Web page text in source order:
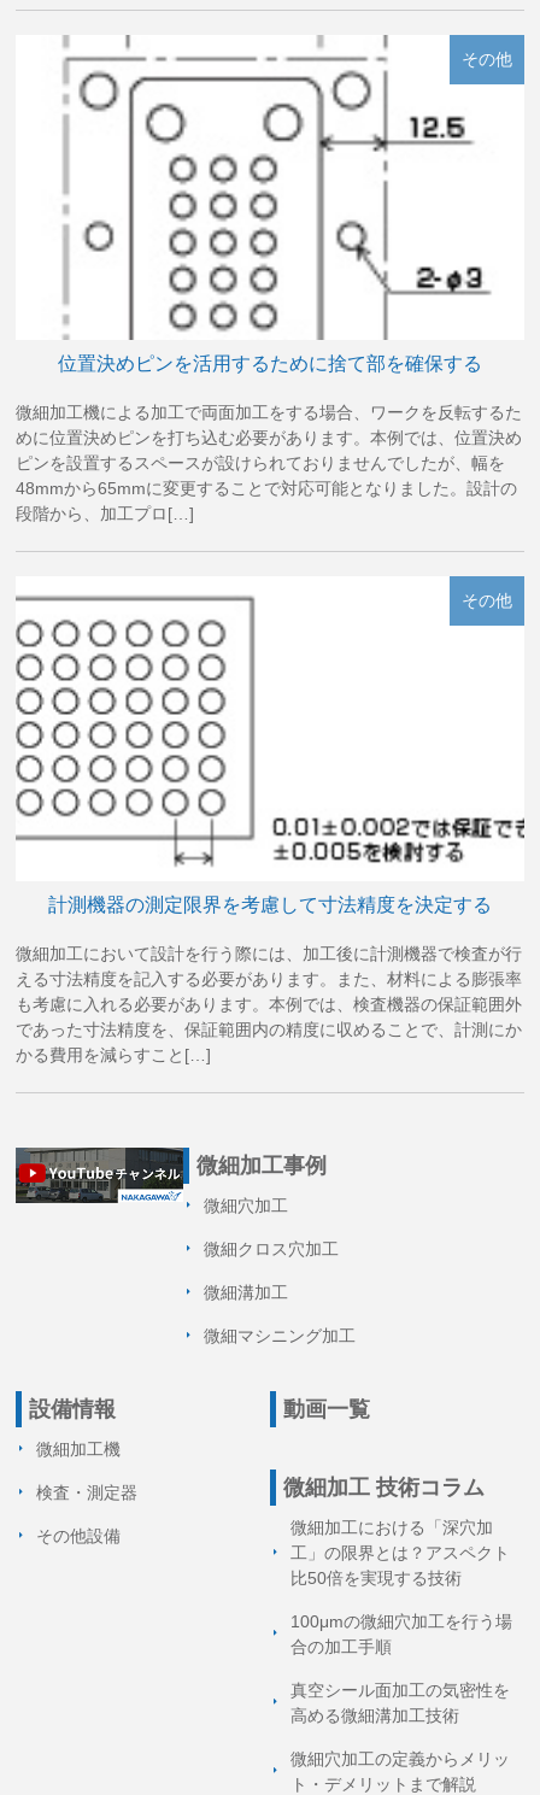
その他
位置決めピンを活用するために捨て部を確保する
微細加工機による加工で両面加工をする場合、ワークを反転するた
めに位置決めピンを打ち込む必要があります。本例では、位置決め
ピンを設置するスペースが設けられておりませんでしたが、幅を
48mmから65mmに変更することで対応可能となりました。設計の
段階から、加工プロ[…]
その他
計測機器の測定限界を考慮して寸法精度を決定する
微細加工において設計を行う際には、加工後に計測機器で検査が行
える寸法精度を記入する必要があります。また、材料による膨張率
も考慮に入れる必要があります。本例では、検査機器の保証範囲外
であった寸法精度を、保証範囲内の精度に収めることで、計測にか
かる費用を減らすこと[…]
微細加工事例
微細穴加工
微細クロス穴加工
微細溝加工
微細マシニング加工
設備情報
微細加工機
検査・測定器
その他設備
動画一覧
微細加工 技術コラム
微細加工における「深穴加
工」の限界とは？アスペクト
比50倍を実現する技術
100μmの微細穴加工を行う場
合の加工手順
真空シール面加工の気密性を
高める微細溝加工技術
微細穴加工の定義からメリッ
ト・デメリットまで解説